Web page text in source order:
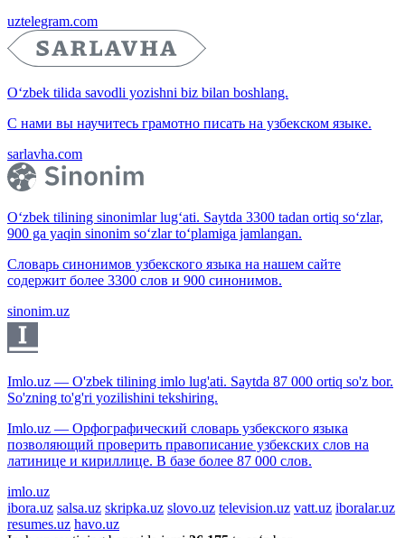
uztelegram.com
O‘zbek tilida savodli yozishni biz bilan boshlang.
С нами вы научитесь грамотно писать на узбекском языке.
sarlavha.com
O‘zbek tilining sinonimlar lug‘ati. Saytda 3300 tadan ortiq so‘zlar,
900 ga yaqin sinonim so‘zlar to‘plamiga jamlangan.
Словарь синонимов узбекского языка на нашем сайте
содержит более 3300 слов и 900 синонимов.
sinonim.uz
Imlo.uz — O'zbek tilining imlo lug'ati. Saytda 87 000 ortiq so'z bor.
So'zning to'g'ri yozilishini tekshiring.
Imlo.uz — Орфографический словарь узбекского языка
позволяющий проверить правописание узбекских слов на
латинице и кириллице. В базе более 87 000 слов.
imlo.uz
ibora.uz salsa.uz skripka.uz slovo.uz television.uz vatt.uz iboralar.uz
resumes.uz havo.uz